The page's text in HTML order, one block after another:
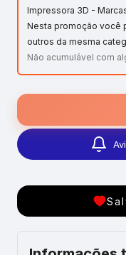
Impressora 3D -
Nesta promoção você
outros da mesma
Não acumulável com